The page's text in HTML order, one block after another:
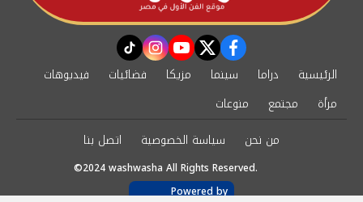
facebook
twitter
youtube
instagram
tiktok
الرئيسية دراما سينما مزيكا فضائيات
فيديوهات
مرأة
مجتمع
منوعات
من نحن
سياسة الخصوصية اتصل بنا
©2024 washwasha All Rights Reserved.
Powered by